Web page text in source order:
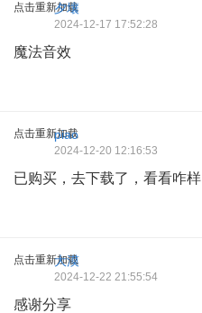
点击重新加载
夕壤
2024-12-17 17:52:28
魔法音效
点击重新加载
piao
2024-12-20 12:16:53
已购买，去下载了，看看咋样
点击重新加载
大漠
2024-12-22 21:55:54
感谢分享